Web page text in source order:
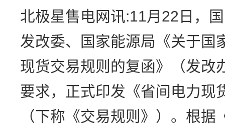
北极星售电网讯:11月22日，
发改委、国家能源局《关于国
现货交易规则的复函》（发改
要求，正式印发《省间电力现
（下称《交易规则》）。根